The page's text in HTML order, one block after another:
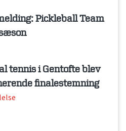
Pickleball Team
tennis i Gentofte blev
finalestemning